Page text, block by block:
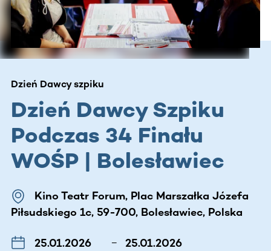
Dzień Dawcy szpiku
Dzień Dawcy Szpiku
Podczas 34 Finału
WOŚP | Bolesławiec
Kino Teatr Forum, Plac Marszałka Józefa
Piłsudskiego 1c, 59-700, Bolesławiec, Polska
25.01.2026 – 25.01.2026